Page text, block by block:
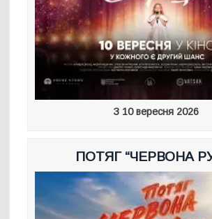
З 10 вересня 2026
ПОТЯГ “ЧЕРВОНА